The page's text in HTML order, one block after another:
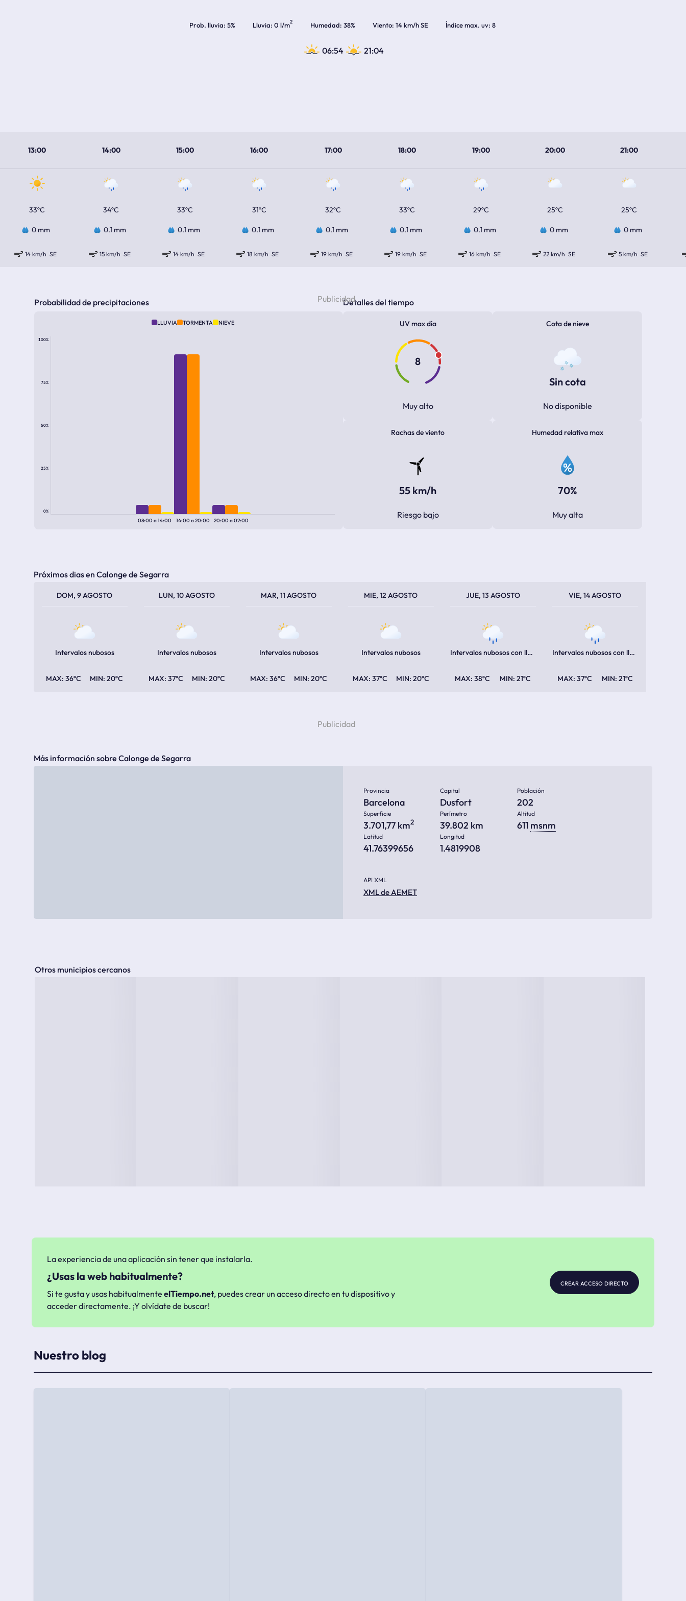
Prob. lluvia 5% Lluvia 0 l/m2 Humedad 38% Viento 14 km/h SE Índice max. uv 8
06:54 21:04
13:00 14:00 15:00 16:00 17:00 18:00 19:00 20:00 21:00
33ºC 34ºC 33ºC 31ºC 32ºC 33ºC 29ºC 25ºC 25ºC
0 mm 0.1 mm 0.1 mm 0.1 mm 0.1 mm 0.1 mm 0.1 mm 0 mm 0 mm
14 km/h SE 15 km/h SE 14 km/h SE 18 km/h SE 19 km/h SE 19 km/h SE 16 km/h SE 22 km/h SE 5 km/h SE
Probabilidad de precipitaciones
LLUVIA TORMENTA NIEVE
100%
75%
50%
25%
0%
08:00a14:00 14:00a20:00 20:00a02:00
Detalles del tiempo
UV max día
8
Muy alto
Cota de nieve
Sin cota
No disponible
Rachas de viento
55 km/h
Riesgo bajo
Humedad relativa max
70%
Muy alta
Próximos dias en Calonge de Segarra
DOM, 9 AGOSTO
Intervalos nubosos
36ºC 20ºC
LUN, 10 AGOSTO
Intervalos nubosos
37ºC 20ºC
MAR, 11 AGOSTO
Intervalos nubosos
36ºC 20ºC
MIE, 12 AGOSTO
Intervalos nubosos
37ºC 20ºC
JUE, 13 AGOSTO
Intervalos nubosos con lluvia escasa
38ºC 21ºC
VIE, 14 AGOSTO
Intervalos nubosos con lluvia escasa
37ºC 21ºC
Más información sobre Calonge de Segarra
Provincia
Barcelona
Capital
Dusfort
Población
202
Superficie
3.701,77 km2
Perímetro
39.802 km
Altitud
611 msnm
Latitud
41.76399656
Longitud
1.4819908
API XML
XML de AEMET
Otros municipios cercanos
La experiencia de una aplicación sin tener que instalarla.
¿Usas la web habitualmente?
Si te gusta y usas habitualmente elTiempo.net, puedes crear un acceso directo en tu dispositivo y
acceder directamente. ¡Y olvídate de buscar!
crear acceso directo
Nuestro blog